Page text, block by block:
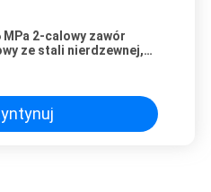
MPa 2-calowy zawór
ze stali nierdzewnej,